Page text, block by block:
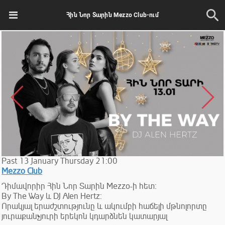
Հին Նոր Տարին Mezzo Club-ում
Past 13 January Thursday 21:00
Mezzo Club
Դիմավորիր Հին Նոր Տարին Mezzo-ի հետ։
By The Way և DJ Alen Hertz։
Որակյալ երաժշտությունը և ակումբի հաճելի մթնոլորտը
յուրաքանչյուրի երեկոն կդարձնեն կատարյալ